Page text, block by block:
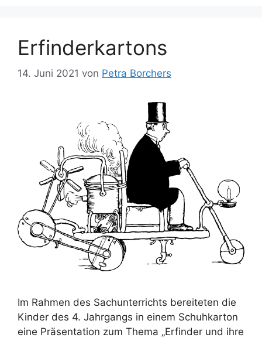
Erfinderkartons
14. Juni 2021 von Petra Borchers
Im Rahmen des Sachunterrichts bereiteten die
Kinder des 4. Jahrgangs in einem Schuhkarton
eine Präsentation zum Thema „Erfinder und ihre